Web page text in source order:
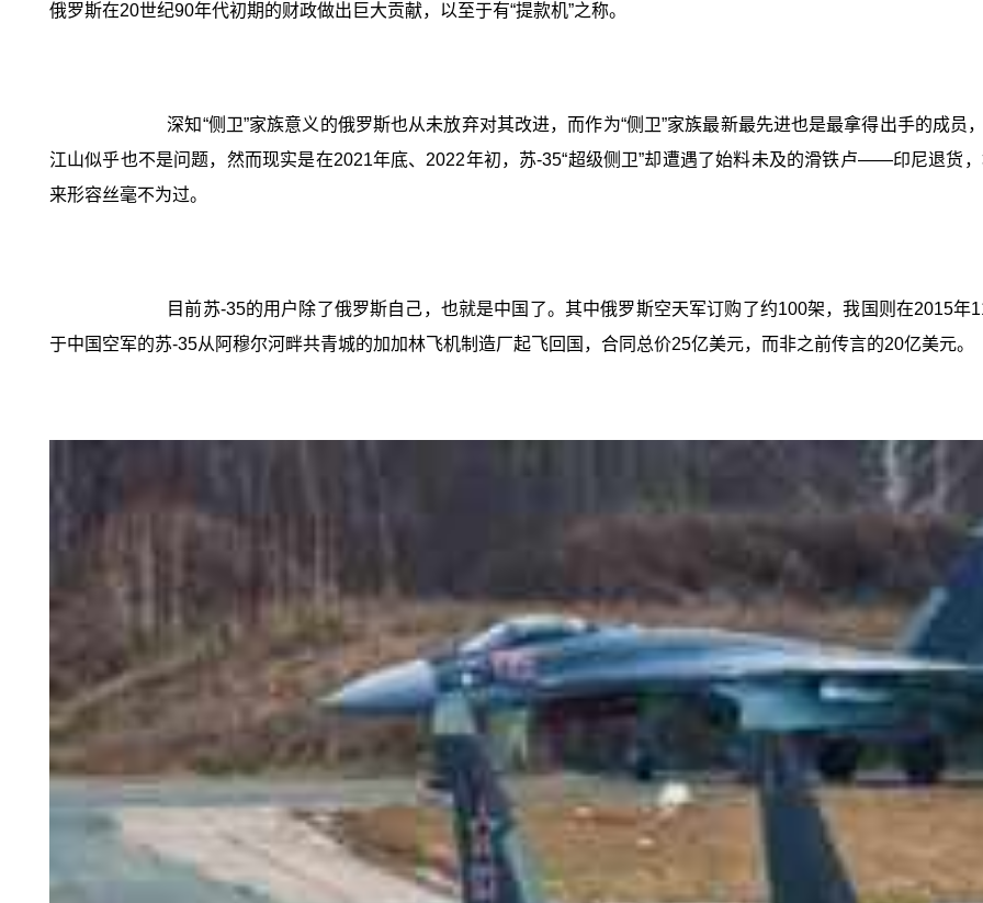
俄罗斯在20世纪90年代初期的财政做出巨大贡献，以至于有“提款机”之称。
深知“侧卫”家族意义的俄罗斯也从未放弃对其改进，而作为“侧卫”家族最新最先进也是最拿得出手的成
江山似乎也不是问题，然而现实是在2021年底、2022年初，苏-35“超级侧卫”却遭遇了始料未及的滑铁卢——印尼退货
来形容丝毫不为过。
目前苏-35的用户除了俄罗斯自己，也就是中国了。其中俄罗斯空天军订购了约100架，我国则在2015
于中国空军的苏-35从阿穆尔河畔共青城的加加林飞机制造厂起飞回国，合同总价25亿美元，而非之前传言的20亿美元。